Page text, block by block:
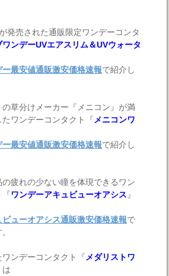
発売された通販限定ワンデーコンタ
ワンデーUVエアスリム＆UVウォータ
最安値通販激安価格速報で紹介し
の草分けメーカー『メニコン』が満
ワンデーコンタクト『 メニコンワ
ー最安値通販激安価格速報で紹介し
疲れの少ない瞳を体現できるワン
『ワンデーアキュビューオアシス 』
ビューオアシス通販激安価格速報で
ワンデーコンタクト『 メダリストワ
は